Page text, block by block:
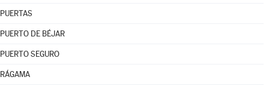
PUERTAS
PUERTO DE BÉJAR
PUERTO SEGURO
RÁGAMA